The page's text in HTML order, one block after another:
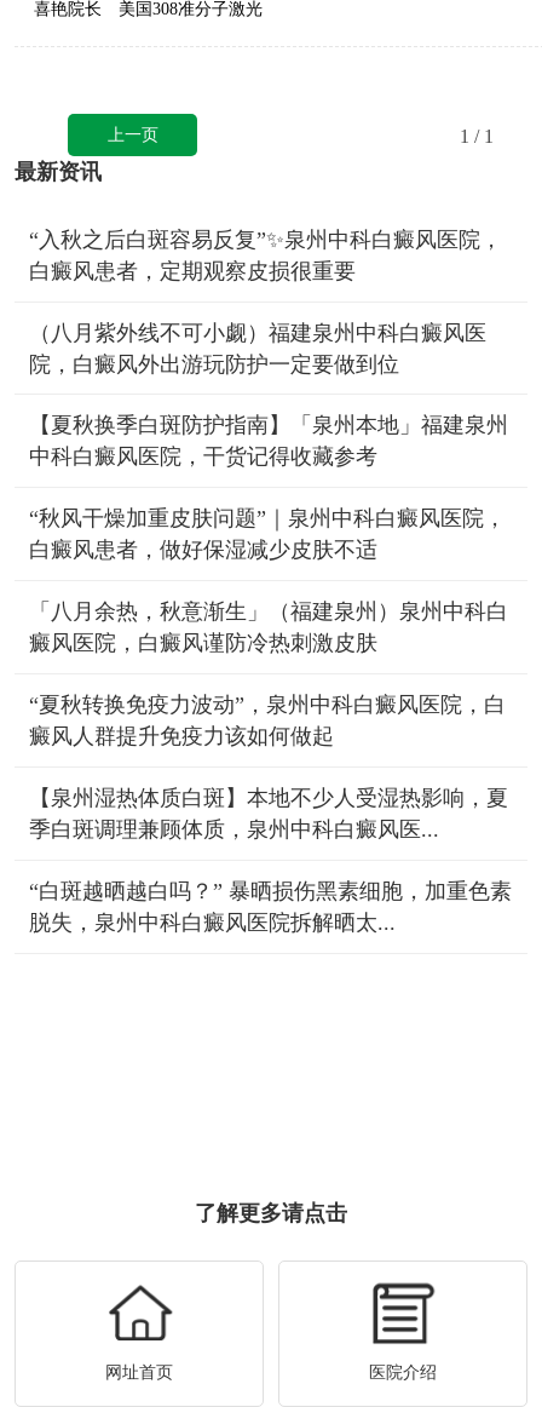
喜艳院长
美国308准分子激光
上一页 1 / 1
最新资讯
“入秋之后白斑容易反复”✨泉州中科白癜风医院，
白癜风患者，定期观察皮损很重要
（八月紫外线不可小觑）福建泉州中科白癜风医
院，白癜风外出游玩防护一定要做到位
【夏秋换季白斑防护指南】「泉州本地」福建泉州
中科白癜风医院，干货记得收藏参考
“秋风干燥加重皮肤问题”｜泉州中科白癜风医院，
白癜风患者，做好保湿减少皮肤不适
「八月余热，秋意渐生」（福建泉州）泉州中科白
癜风医院，白癜风谨防冷热刺激皮肤
“夏秋转换免疫力波动”，泉州中科白癜风医院，白
癜风人群提升免疫力该如何做起
【泉州湿热体质白斑】本地不少人受湿热影响，夏
季白斑调理兼顾体质，泉州中科白癜风医...
“白斑越晒越白吗？” 暴晒损伤黑素细胞，加重色素
脱失，泉州中科白癜风医院拆解晒太...
了解更多请点击
网址首页 医院介绍